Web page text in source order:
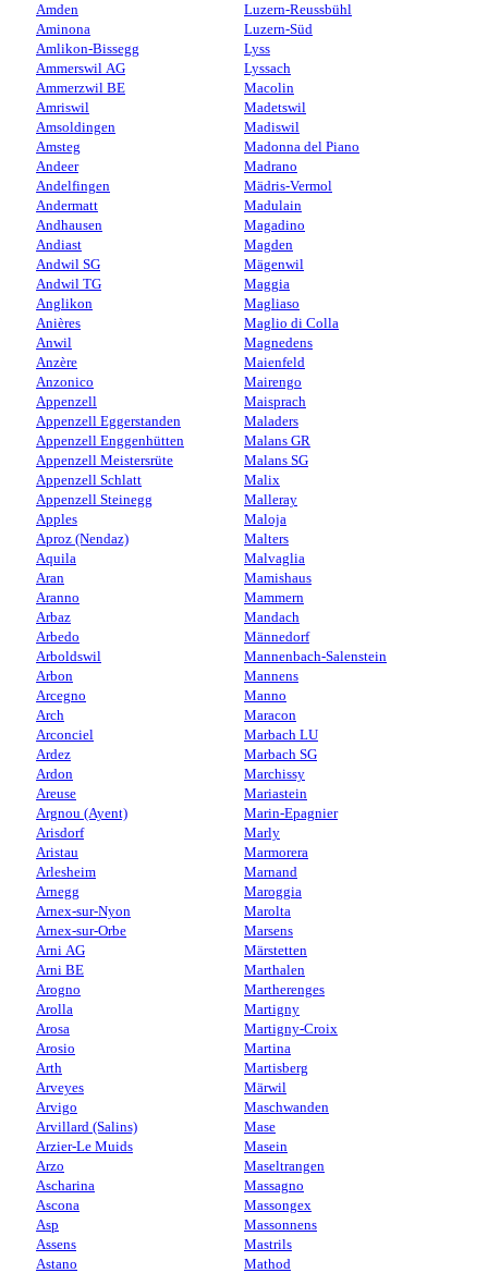
Amden
Aminona
Amlikon-Bissegg
Ammerswil AG
Ammerzwil BE
Amriswil
Amsoldingen
Amsteg
Andeer
Andelfingen
Andermatt
Andhausen
Andiast
Andwil SG
Andwil TG
Anglikon
Anières
Anwil
Anzère
Anzonico
Appenzell
Appenzell Eggerstanden
Appenzell Enggenhütten
Appenzell Meistersrüte
Appenzell Schlatt
Appenzell Steinegg
Apples
Aproz (Nendaz)
Aquila
Aran
Aranno
Arbaz
Arbedo
Arboldswil
Arbon
Arcegno
Arch
Arconciel
Ardez
Ardon
Areuse
Argnou (Ayent)
Arisdorf
Aristau
Arlesheim
Arnegg
Arnex-sur-Nyon
Arnex-sur-Orbe
Arni AG
Arni BE
Arogno
Arolla
Arosa
Arosio
Arth
Arveyes
Arvigo
Arvillard (Salins)
Arzier-Le Muids
Arzo
Ascharina
Ascona
Asp
Assens
Astano
Luzern-Reussbühl
Luzern-Süd
Lyss
Lyssach
Macolin
Madetswil
Madiswil
Madonna del Piano
Madrano
Mädris-Vermol
Madulain
Magadino
Magden
Mägenwil
Maggia
Magliaso
Maglio di Colla
Magnedens
Maienfeld
Mairengo
Maisprach
Maladers
Malans GR
Malans SG
Malix
Malleray
Maloja
Malters
Malvaglia
Mamishaus
Mammern
Mandach
Männedorf
Mannenbach-Salenstein
Mannens
Manno
Maracon
Marbach LU
Marbach SG
Marchissy
Mariastein
Marin-Epagnier
Marly
Marmorera
Marnand
Maroggia
Marolta
Marsens
Märstetten
Marthalen
Martherenges
Martigny
Martigny-Croix
Martina
Martisberg
Märwil
Maschwanden
Mase
Masein
Maseltrangen
Massagno
Massongex
Massonnens
Mastrils
Mathod